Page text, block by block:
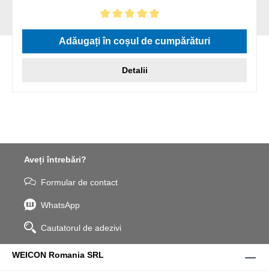
Evaluarea medie de 5 din 5 stele
Adăugați în coșul de cumpărături
Detalii
Aveți întrebări?
Formular de contact
WhatsApp
Cautatorul de adezivi
WEICON Romania SRL